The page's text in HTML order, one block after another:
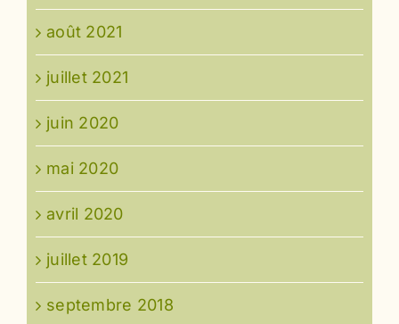
août 2021
juillet 2021
juin 2020
mai 2020
avril 2020
juillet 2019
septembre 2018